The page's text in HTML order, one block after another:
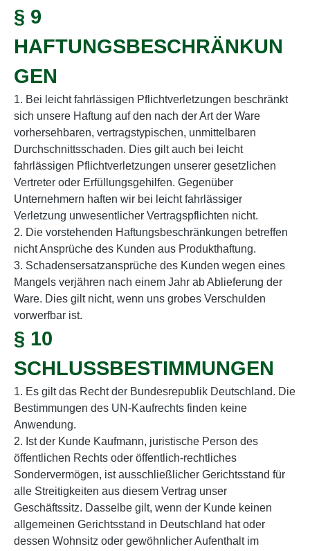
§ 9
HAFTUNGSBESCHRÄNKUN
GEN
1. Bei leicht fahrlässigen Pflichtverletzungen beschränkt
sich unsere Haftung auf den nach der Art der Ware
vorhersehbaren, vertragstypischen, unmittelbaren
Durchschnittsschaden. Dies gilt auch bei leicht
fahrlässigen Pflichtverletzungen unserer gesetzlichen
Vertreter oder Erfüllungsgehilfen. Gegenüber
Unternehmern haften wir bei leicht fahrlässiger
Verletzung unwesentlicher Vertragspflichten nicht.
2. Die vorstehenden Haftungsbeschränkungen betreffen
nicht Ansprüche des Kunden aus Produkthaftung.
3. Schadensersatzansprüche des Kunden wegen eines
Mangels verjähren nach einem Jahr ab Ablieferung der
Ware. Dies gilt nicht, wenn uns grobes Verschulden
vorwerfbar ist.
§ 10
SCHLUSSBESTIMMUNGEN
1. Es gilt das Recht der Bundesrepublik Deutschland. Die
Bestimmungen des UN-Kaufrechts finden keine
Anwendung.
2. Ist der Kunde Kaufmann, juristische Person des
öffentlichen Rechts oder öffentlich-rechtliches
Sondervermögen, ist ausschließlicher Gerichtsstand für
alle Streitigkeiten aus diesem Vertrag unser
Geschäftssitz. Dasselbe gilt, wenn der Kunde keinen
allgemeinen Gerichtsstand in Deutschland hat oder
dessen Wohnsitz oder gewöhnlicher Aufenthalt im